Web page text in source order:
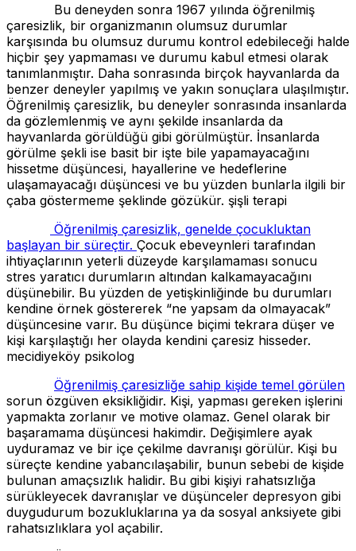
Bu deneyden sonra 1967 yılında öğrenilmiş
çaresizlik, bir organizmanın olumsuz durumlar
karşısında bu olumsuz durumu kontrol edebileceği halde
hiçbir şey yapmaması ve durumu kabul etmesi olarak
tanımlanmıştır. Daha sonrasında birçok hayvanlarda da
benzer deneyler yapılmış ve yakın sonuçlara ulaşılmıştır.
Öğrenilmiş çaresizlik, bu deneyler sonrasında insanlarda
da gözlemlenmiş ve aynı şekilde insanlarda da
hayvanlarda görüldüğü gibi görülmüştür. İnsanlarda
görülme şekli ise basit bir işte bile yapamayacağını
hissetme düşüncesi, hayallerine ve hedeflerine
ulaşamayacağı düşüncesi ve bu yüzden bunlarla ilgili bir
çaba göstermeme şeklinde gözükür. şişli terapi
Öğrenilmiş çaresizlik, genelde çocukluktan
başlayan bir süreçtir. Çocuk ebeveynleri tarafından
ihtiyaçlarının yeterli düzeyde karşılamaması sonucu
stres yaratıcı durumların altından kalkamayacağını
düşünebilir. Bu yüzden de yetişkinliğinde bu durumları
kendine örnek göstererek “ne yapsam da olmayacak”
düşüncesine varır. Bu düşünce biçimi tekrara düşer ve
kişi karşılaştığı her olayda kendini çaresiz hisseder.
mecidiyeköy psikolog
Öğrenilmiş çaresizliğe sahip kişide temel görülen
sorun özgüven eksikliğidir. Kişi, yapması gereken işlerini
yapmakta zorlanır ve motive olamaz. Genel olarak bir
başaramama düşüncesi hakimdir. Değişimlere ayak
uyduramaz ve bir içe çekilme davranışı görülür. Kişi bu
süreçte kendine yabancılaşabilir, bunun sebebi de kişide
bulunan amaçsızlık halidir. Bu gibi kişiyi rahatsızlığa
sürükleyecek davranışlar ve düşünceler depresyon gibi
duygudurum bozukluklarına ya da sosyal anksiyete gibi
rahatsızlıklara yol açabilir.